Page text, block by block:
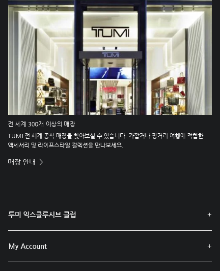
전 세계 300개 이상의 매장
TUMI 전 세계 공식 매장을 찾아보실 수 있습니다. 가깝거나 장거리 여행에 적합한
액세서리 및 라이프스타일 컬렉션을 만나보세요.
매장 안내
투미 익스클루시브 클럽
My Account